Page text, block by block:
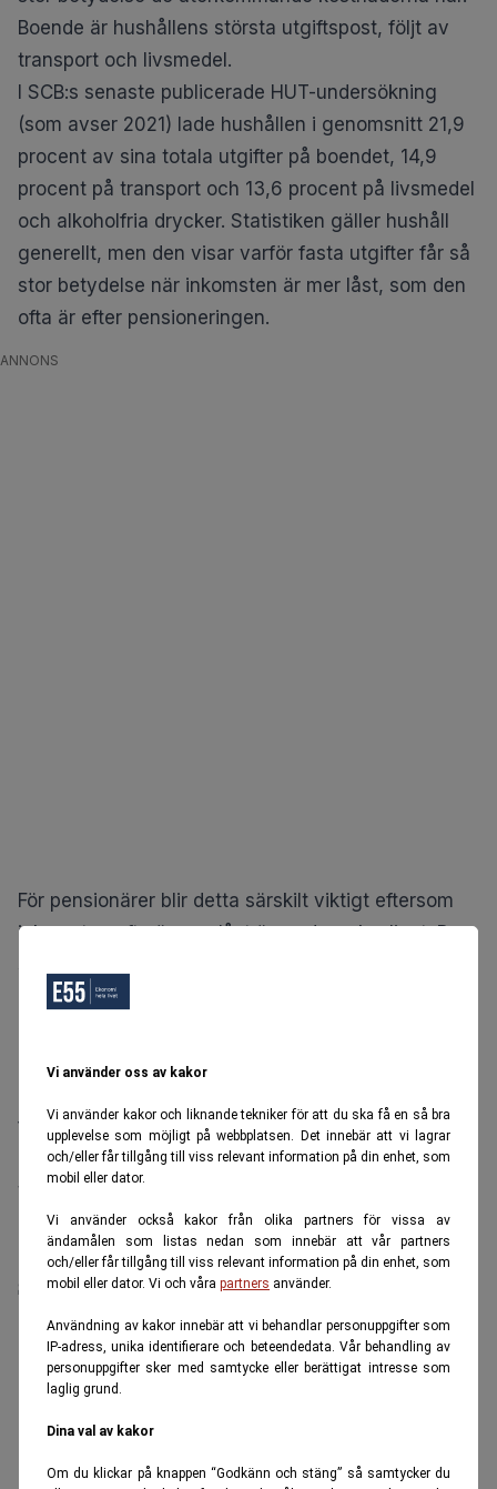
Vi använder oss av kakor
Vi använder kakor och liknande tekniker för att du ska få en så bra
upplevelse som möjligt på webbplatsen. Det innebär att vi lagrar
och/eller får tillgång till viss relevant information på din enhet, som
mobil eller dator.
Vi använder också kakor från olika partners för vissa av
ändamålen som listas nedan som innebär att vår partners
och/eller får tillgång till viss relevant information på din enhet, som
mobil eller dator. Vi och våra partners använder.
Användning av kakor innebär att vi behandlar personuppgifter som
IP-adress, unika identifierare och beteendedata. Vår behandling av
personuppgifter sker med samtycke eller berättigat intresse som
laglig grund.
Dina val av kakor
Om du klickar på knappen “Godkänn och stäng” så samtycker du
Boende är hushållens största utgiftspost, följt av
transport och livsmedel.
I SCB:s senaste publicerade HUT-undersökning
(som avser 2021) lade hushållen i genomsnitt 21,9
procent av sina totala utgifter på boendet, 14,9
procent på transport och 13,6 procent på livsmedel
och alkoholfria drycker. Statistiken gäller hushåll
generellt, men den visar varför fasta utgifter får så
stor betydelse när inkomsten är mer låst, som den
ofta är efter pensioneringen.
ANNONS
För pensionärer blir detta särskilt viktigt eftersom
inkomsten ofta är mer låst än under yrkeslivet. Den
kompensera högre kostnader med mer arbete,
Därför får varje fast utgift större betydelse. En hög
försäkringar eller ett gammalt hus med hög
elförbrukning kan snabbt äta upp känslan av
trygghet.
Läs även:Miljoner på kontot räcker inte –
pensionsoron växer bland rika – E55
Skuldfrihet ger större handlingsfrihet
För äldre hushåll är skuldfrihet mer än en
ekonomisk princip. Det är en psykologisk lättnad.
Den som inte har bolån påverkas mindre när
behöver finansiera vardagen med kreditkort slipper